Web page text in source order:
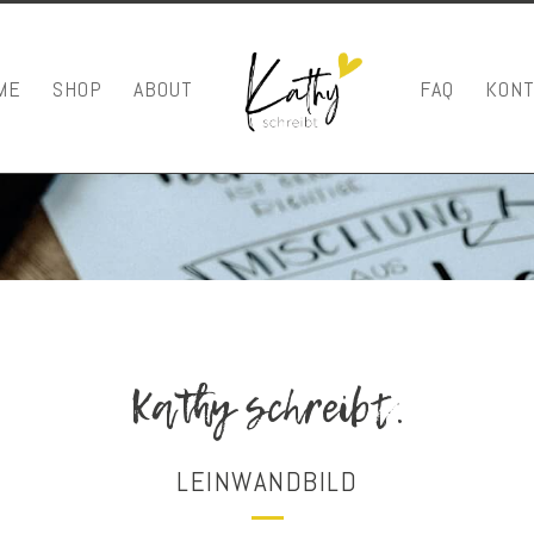
SHOP ABOUT FAQ
Kathy schreibt.
LEINWANDBILD